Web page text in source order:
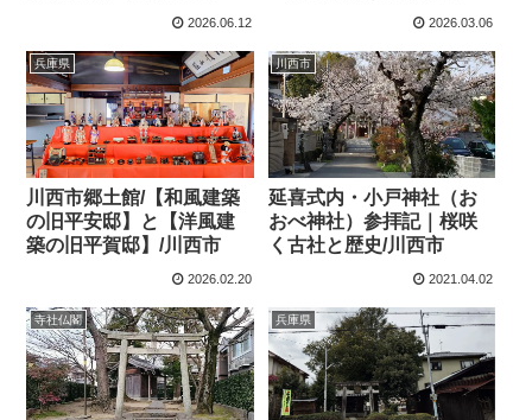
2026.06.12
川西郷土館/兵庫県
2026.03.06
兵庫県
川西市郷土館/【和風建築
の旧平安邸】と【洋風建
築の旧平賀邸】/川西市
2026.02.20
川西市
延喜式内・小戸神社（お
おべ神社）参拝記｜桜咲
く古社と歴史/川西市
2021.04.02
寺社仏閣 兵庫県